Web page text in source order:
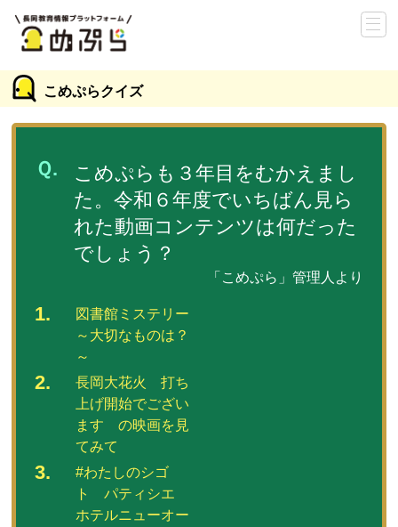
こめぷらクイズ
こめぷらも３年目をむかえまし
た。令和６年度でいちばん見ら
れた動画コンテンツは何だった
でしょう？
「こめぷら」管理人より
図書館ミステリー
～大切なものは？
～
長岡大花火 打ち
上げ開始でござい
ます の映画を見
てみて
#わたしのシゴ
ト パティシエ
ホテルニューオー